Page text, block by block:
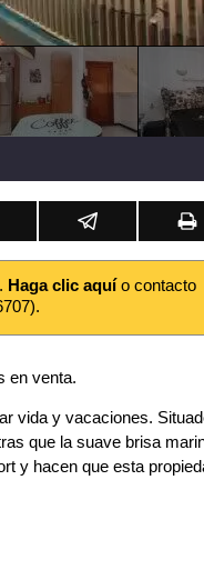
Haga clic aquío contacto
en venta.
vida y vacaciones.
que la suave brisa
y hacen que esta